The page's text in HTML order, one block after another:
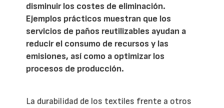
disminuir los costes de eliminación.
Ejemplos prácticos muestran que los
servicios de paños reutilizables ayudan a
reducir el consumo de recursos y las
emisiones, así como a optimizar los
procesos de producción.
La durabilidad de los textiles frente a otros